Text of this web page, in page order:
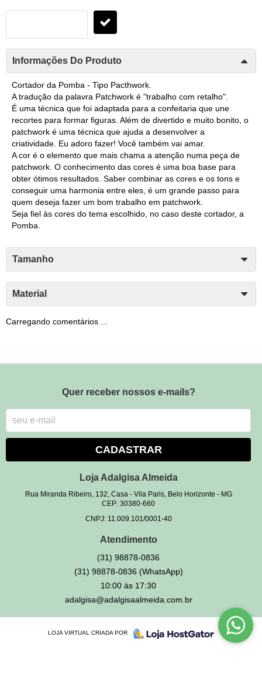
Informações Do Produto
Cortador da Pomba - Tipo Pacthwork.
A tradução da palavra Patchwork é "trabalho com retalho".
É uma técnica que foi adaptada para a confeitaria que une
recortes para formar figuras. Além de divertido e muito bonito, o
patchwork é uma técnica que ajuda a desenvolver a
criatividade. Eu adoro fazer! Você também vai amar.
A cor é o elemento que mais chama a atenção numa peça de
patchwork. O conhecimento das cores é uma boa base para
obter ótimos resultados. Saber combinar as cores e os tons e
conseguir uma harmonia entre eles, é um grande passo para
quem deseja fazer um bom trabalho em patchwork.
Seja fiel às cores do tema escolhido, no caso deste cortador, a
Pomba.
Tamanho
Material
Carregando comentários ...
Quer receber nossos e-mails?
CADASTRAR
Loja Adalgisa Almeida
Rua Miranda Ribeiro, 132, Casa- Vila Paris, Belo Horizonte - MG
CEP: 30380-660
CNPJ: 11.009.101/0001-40
Atendimento
(31) 98878-0836
(31) 98878-0836 (WhatsApp)
10:00 às 17:30
adalgisa@adalgisaalmeida.com.br
LOJA VIRTUAL CRIADA POR